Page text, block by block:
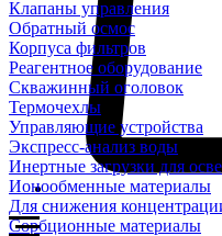
Клапаны управления
Обратный осмос
Корпуса фильтров
Реагентное оборудование
Скважинный оголовок
Термочехлы
Управляющие устройства
Экспресс-анализ воды
Инертные загрузки для
Ионообменные материалы
Для снижения
Сорбционные материалы